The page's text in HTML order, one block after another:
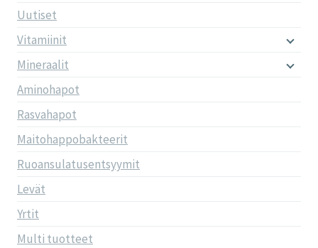
Uutiset
Vitamiinit
Mineraalit
Aminohapot
Rasvahapot
Maitohappobakteerit
Ruoansulatusentsyymit
Levät
Yrtit
Multi tuotteet